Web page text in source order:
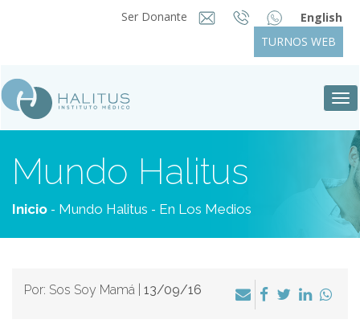
Ser Donante
English
TURNOS WEB
Mundo Halitus
Inicio - Mundo Halitus - En Los Medios
Por: Sos Soy Mamá | 13/09/16